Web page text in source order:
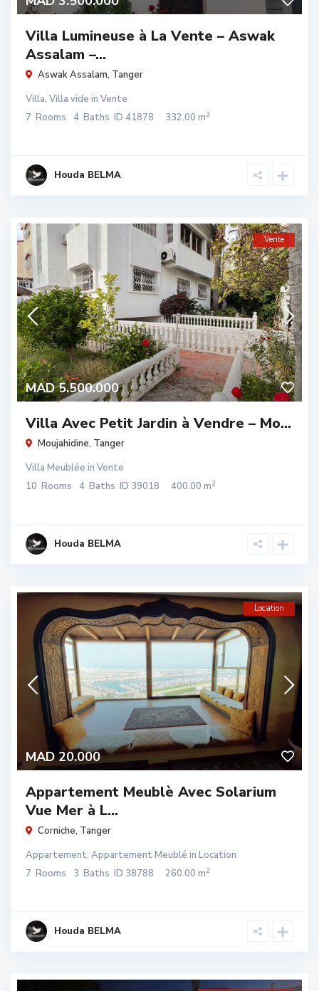
Villa Lumineuse à La Vente – Aswak
Assalam –...
Aswak Assalam, Tanger
Villa, Villa vide in Vente
7 Rooms 4 Baths ID 41878 332.00 m2
Houda BELMA
MAD 5.500.000
Vente
Villa Avec Petit Jardin à Vendre – Mo...
Moujahidine, Tanger
Villa Meublée in Vente
10 Rooms 4 Baths ID 39018 400.00 m2
Houda BELMA
MAD 20.000
Location
Appartement Meublè Avec Solarium
Vue Mer à L...
Corniche, Tanger
Appartement, Appartement Meublé in Location
7 Rooms 3 Baths ID 38788 260.00 m2
Houda BELMA